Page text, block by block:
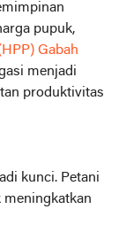
pupuk,
Gabah
menjadi
produktivitas
kunci. Petani